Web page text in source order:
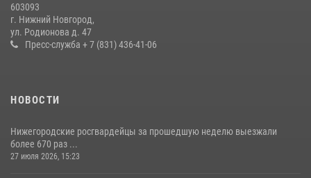
более 600 раз по сигналу «тревога»
20 июля 2026, 12:26
603093
г. Нижний Новгород,
ул. Родионова д. 47
Пресс-служба + 7 (831) 436-41-06
НОВОСТИ
Нижегородские росгвардейцы за прошедшую неделю выезжали
более 670 раз ...
27 июля 2026, 15:23